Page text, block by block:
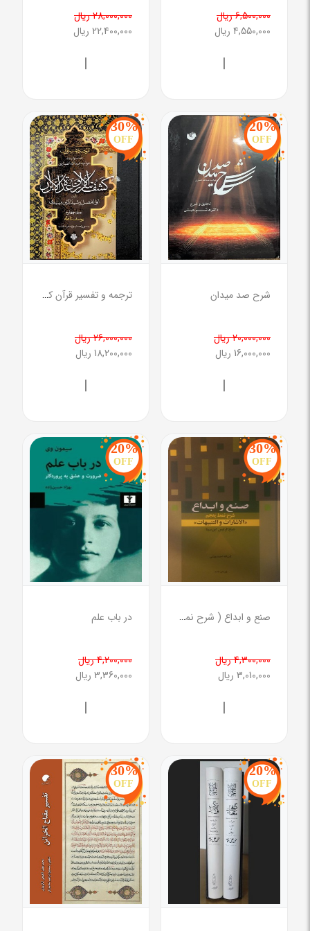
6,500,000 ریال
4,550,000 ریال
|
28,000,000 ریال
22,400,000 ریال
|
20%
OFF
شرح صد میدان
20,000,000 ریال
16,000,000 ریال
|
30%
OFF
ترجمه و تفسیر قرآن کشف الاسرار و عده الابرار(جلد جهارم)
26,000,000 ریال
18,200,000 ریال
|
30%
OFF
صنع و ابداع ( شرح نمط پنجم الاشارات و التنبیهات )
4,300,000 ریال
3,010,000 ریال
|
20%
OFF
در باب علم
4,200,000 ریال
3,360,000 ریال
|
20%
OFF
30%
OFF